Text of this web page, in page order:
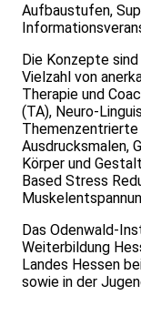
Aufbaustufen,
Die Konzepte
Vielzahl von
Therapie und
(TA), Neuro-
Ausdrucksmalen,
Körper und
Based Stress
Das Odenwald-
Weiterbildung
Landes Hessen
sowie in der